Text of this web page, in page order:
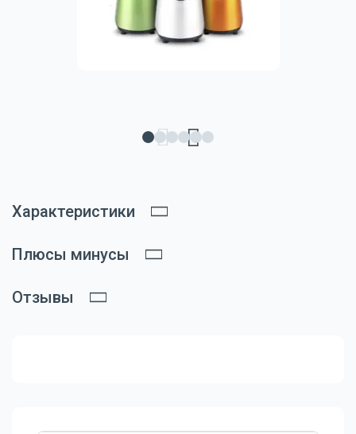
Характеристики
Плюсы минусы
Отзывы